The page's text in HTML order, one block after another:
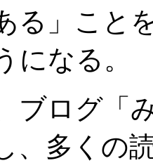
る」こと
になる。
ブログ「
、多くの